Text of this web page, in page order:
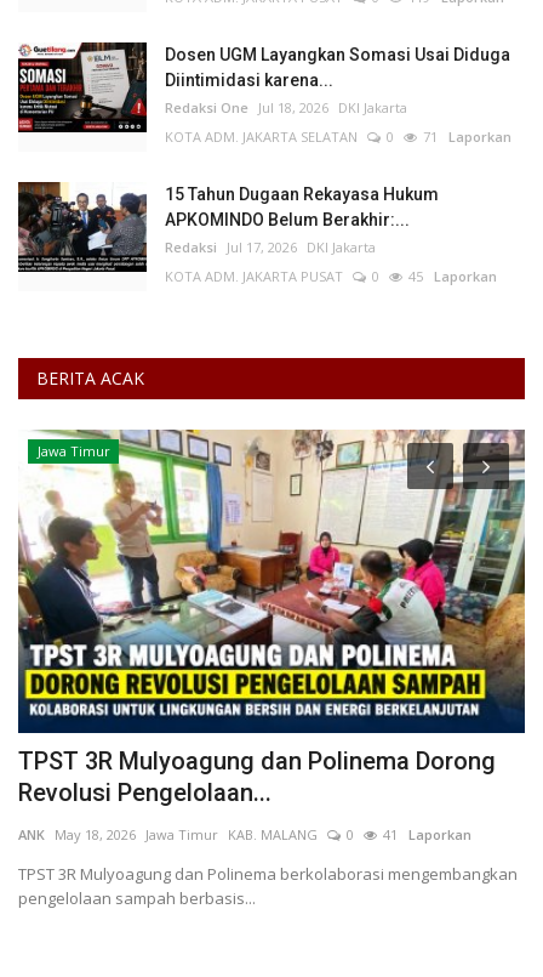
Dosen UGM Layangkan Somasi Usai Diduga
Diintimidasi karena...
Redaksi One Jul 18, 2026 DKI Jakarta
KOTA ADM. JAKARTA SELATAN
0 71 Laporkan
15 Tahun Dugaan Rekayasa Hukum
APKOMINDO Belum Berakhir:...
Redaksi Jul 17, 2026 DKI Jakarta
KOTA ADM. JAKARTA PUSAT
0 45 Laporkan
BERITA ACAK
Jawa Timur
TPST 3R Mulyoagung dan Polinema Dorong
Revolusi Pengelolaan...
ANK May 18, 2026 Jawa Timur KAB. MALANG 0 41 Laporkan
TPST 3R Mulyoagung dan Polinema berkolaborasi mengembangkan
pengelolaan sampah berbasis...